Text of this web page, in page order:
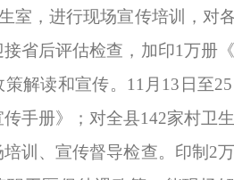
室，进行现场宣传培训，对
省后评估检查，加印1万册
策解读和宣传。11月13日至
传手册》；对全县142家村卫
培训、宣传督导检查。印制2